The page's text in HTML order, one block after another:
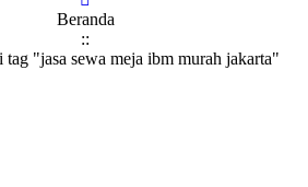
Beranda
::
tag "jasa sewa meja ibm murah jakarta"